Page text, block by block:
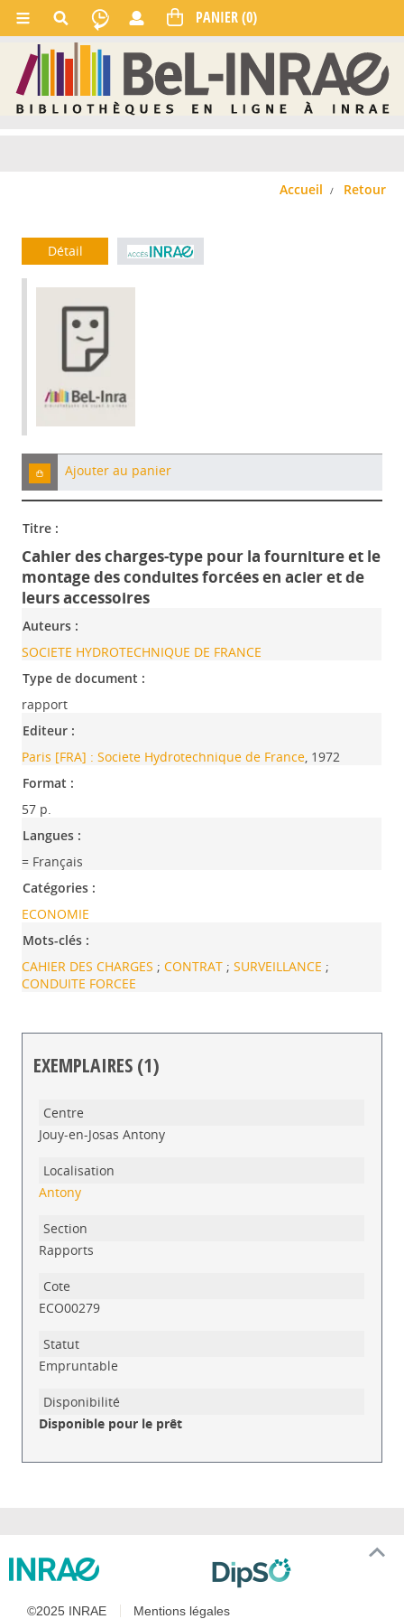
Accueil Retour
Détail
Ajouter au panier
Titre :
Cahier des charges-type pour la fourniture et le
montage des conduites forcées en acier et de
leurs accessoires
Auteurs :
SOCIETE HYDROTECHNIQUE DE FRANCE
Type de document :
rapport
Editeur :
Paris [FRA] : Societe Hydrotechnique de France, 1972
Format :
57 p.
Langues :
= Français
Catégories :
ECONOMIE
Mots-clés :
CAHIER DES CHARGES ;CONTRAT ;SURVEILLANCE ;
CONDUITE FORCEE
EXEMPLAIRES (1)
Jouy-en-Josas Antony
Antony
Rapports
ECO00279
Empruntable
Disponible pour le prêt
©2025 INRAE Mentions légales